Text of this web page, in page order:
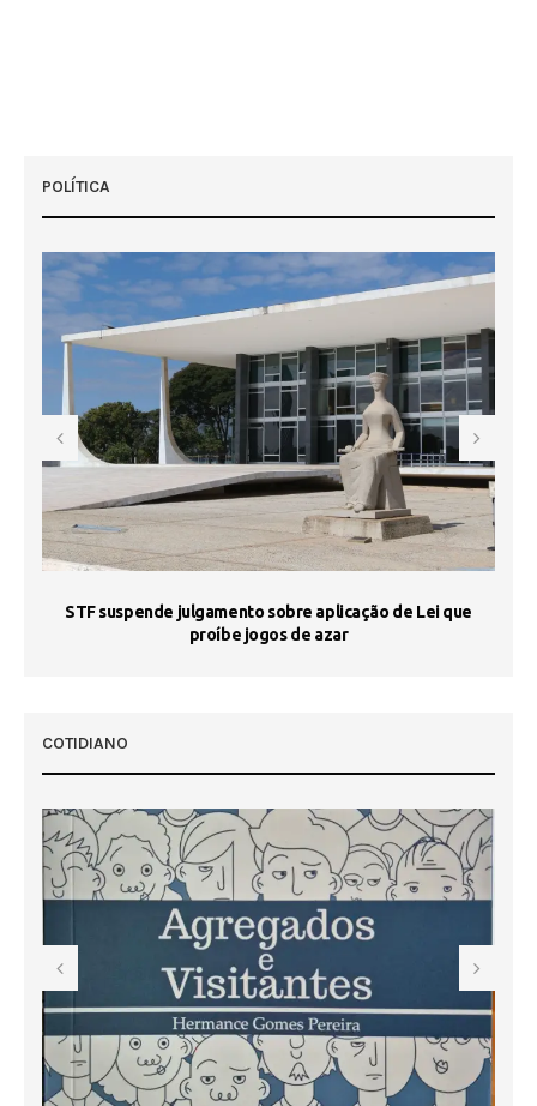
POLÍTICA
STF suspende julgamento sobre aplicação de Lei que
proíbe jogos de azar
COTIDIANO